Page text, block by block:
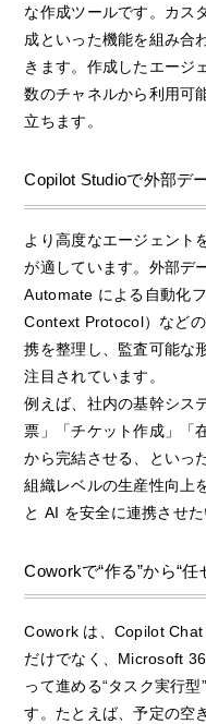
な作成ツールです。カス
成といった機能を組み合
きます。作成したエージ
数のチャネルから利用可
立ちます。
Copilot Studioで外部デ
より高度なエージェント
が適しています。外部デ
Automate による自動化
Context Protocol）など
携を整理し、監査可能な
注目されています。
例えば、社内の基幹シス
票」「チケット作成」「
から完結させる、といっ
組織レベルの生産性向上
と AI を安全に連携させ
Coworkで“作る”から“任
Cowork は、Copilot Chat
だけでなく、Microsoft
って進める“タスク実行
す。たとえば、予定の空